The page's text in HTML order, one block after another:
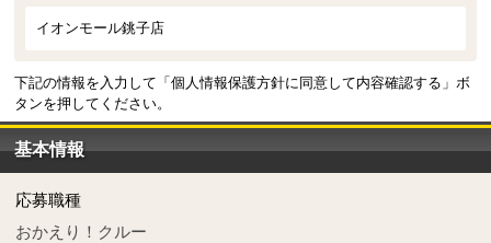
イオンモール銚子店
下記の情報を入力して「個人情報保護方針に同意して内容確認する」ボ
タンを押してください。
基本情報
応募職種
おかえり！クルー